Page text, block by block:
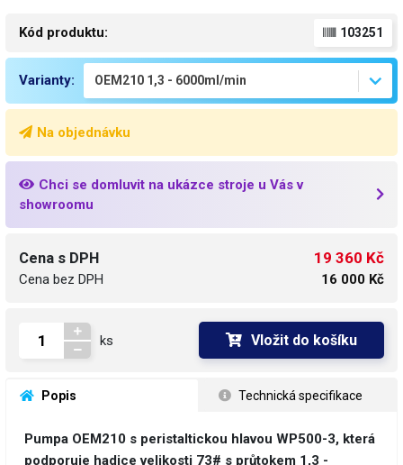
Kód produktu: 103251
Varianty:
Na objednávku
Chci se domluvit na ukázce stroje u Vás v
showroomu
Cena s DPH
Cena bez DPH
19 360 Kč
16 000 Kč
ks Vložit do košíku
Popis Technická specifikace
Pumpa OEM210 s peristaltickou hlavou WP500-3, která
podporuje hadice velikosti 73# s průtokem 1,3 -